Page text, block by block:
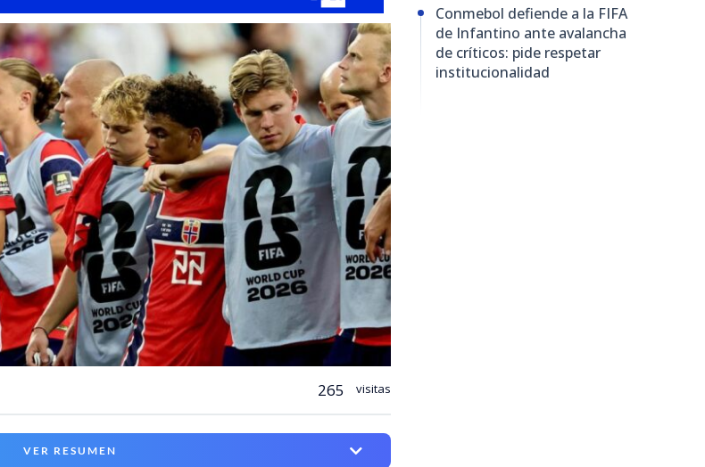
265 visitas
VER RESUMEN
Conmebol defiende a la FIFA
de Infantino ante avalancha
de críticos: pide respetar
institucionalidad